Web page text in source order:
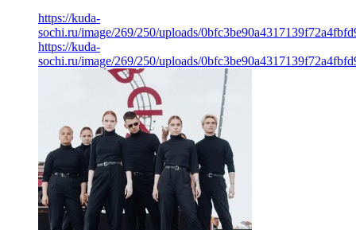
https://kuda-
sochi.ru/image/269/250/uploads/
https://kuda-
sochi.ru/image/269/250/uploads/